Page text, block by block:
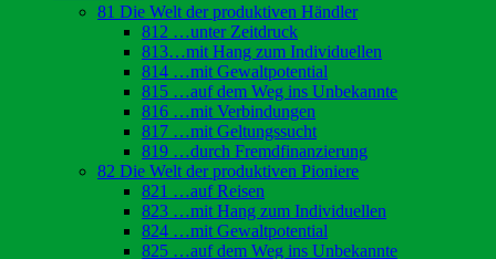
81 Die Welt der produktiven Händler
812 …unter Zeitdruck
813…mit Hang zum Individuellen
814 …mit Gewaltpotential
815 …auf dem Weg ins Unbekannte
816 …mit Verbindungen
817 …mit Geltungssucht
819 …durch Fremdfinanzierung
82 Die Welt der produktiven Pioniere
821 …auf Reisen
823 …mit Hang zum Individuellen
824 …mit Gewaltpotential
825 …auf dem Weg ins Unbekannte